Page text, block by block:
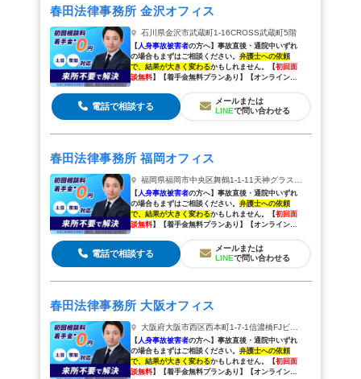
春田法律事務所 金沢オフィス
石川県金沢市武蔵町1-16CROSS武蔵町5階
【 人身事故被害者の方へ】 事故直後・通院中いずれ
の場合もまずはご相談ください。 弁護士への依頼
で、結果が大きく変わるかもしれません。 【初回面
談無料】【着手金無料プランあり】【オンラインで
全国対応可能】
電話で相談する
メールまたは
LINEで問い合わせる
春田法律事務所 福岡オフィス
福岡県福岡市中央区舞鶴1-1-11天神グラスビルディング9階
【 人身事故被害者の方へ】 事故直後・通院中いずれ
の場合もまずはご相談ください。 弁護士への依頼
で、結果が大きく変わるかもしれません。 【初回面
談無料】【着手金無料プランあり】【オンラインで
全国対応可能】
電話で相談する
メールまたは
LINEで問い合わせる
春田法律事務所 大阪オフィス
大阪府大阪市西区西本町1-7-1信濃橋FJビル4階
【 人身事故被害者の方へ】 事故直後・通院中いずれ
の場合もまずはご相談ください。 弁護士への依頼
で、結果が大きく変わるかもしれません。 【初回面
談無料】【着手金無料プランあり】【オンラインで